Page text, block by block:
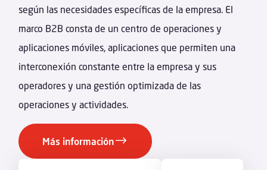
según las necesidades específicas de la empresa. El
marco B2B consta de un centro de operaciones y
aplicaciones móviles, aplicaciones que permiten una
interconexión constante entre la empresa y sus
operadores y una gestión optimizada de las
operaciones y actividades.
Más información